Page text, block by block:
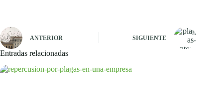
ANTERIOR SIGUIENTE
Entradas relacionadas